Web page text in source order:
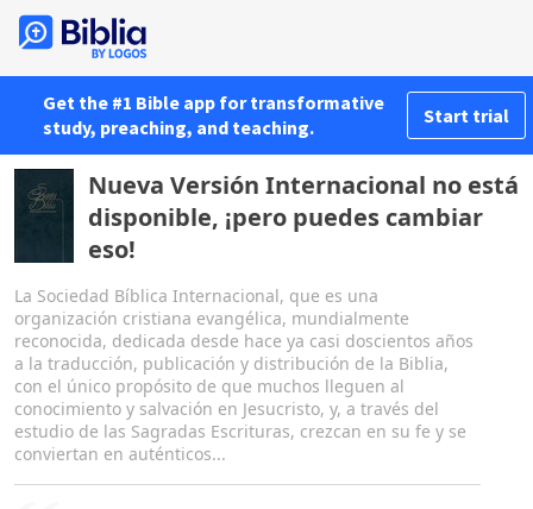
Get the #1 Bible app for transformative
study, preaching, and teaching.
Start trial
Nueva Versión Internacional no está
disponible, ¡pero puedes cambiar
eso!
La Sociedad Bíblica Internacional, que es una
organización cristiana evangélica, mundialmente
reconocida, dedicada desde hace ya casi doscientos años
a la traducción, publicación y distribución de la Biblia,
con el único propósito de que muchos lleguen al
conocimiento y salvación en Jesucristo, y, a través del
estudio de las Sagradas Escrituras, crezcan en su fe y se
conviertan en auténticos...